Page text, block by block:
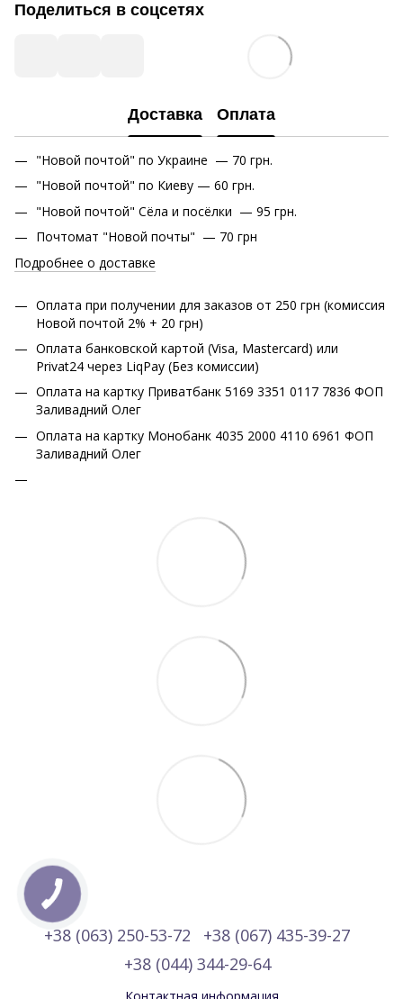
Поделиться в соцсетях
Доставка Оплата
"Новой почтой" по Украине — 70 грн.
"Новой почтой" по Киеву — 60 грн.
"Новой почтой" Сёла и посёлки — 95 грн.
Почтомат "Новой почты" — 70 грн
Подробнее о доставке
Оплата при получении для заказов от 250 грн (комиссия
Новой почтой 2% + 20 грн)
Оплата банковской картой (Visa, Mastercard) или
Privat24 через LiqPay (Без комиссии)
Оплата на картку Приватбанк 5169 3351 0117 7836 ФОП
Заливадний Олег
Оплата на картку Монобанк 4035 2000 4110 6961 ФОП
Заливадний Олег
+38 (063) 250-53-72
+38 (067) 435-39-27
+38 (044) 344-29-64